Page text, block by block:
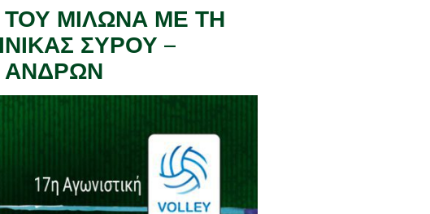
ΤΟΥ ΜΙΛΩΝΑ ΜΕ ΤΗ
ΣΥΡΟΥ –
ΑΝΔΡΩΝ